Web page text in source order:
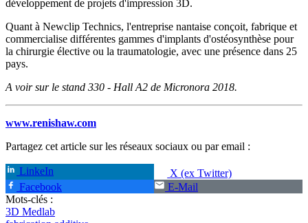
développement de projets d'impression 3D.
Quant à Newclip Technics, l'entreprise nantaise conçoit, fabrique et
commercialise différentes gammes d'implants d'ostéosynthèse pour
la chirurgie élective ou la traumatologie, avec une présence dans 25
pays.
A voir sur le stand 330 - Hall A2 de Micronora 2018.
www.renishaw.com
Partagez cet article sur les réseaux sociaux ou par email :
LinkeIn
X (ex Twitter)
Facebook
E-Mail
Mots-clés :
3D Medlab